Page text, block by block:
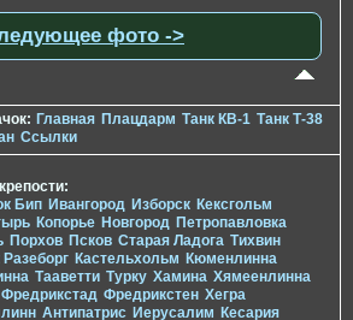
фото ->
Главная Плацдарм Танк КВ-1 Танк Т-38
Ссылки
Бип Ивангород Изборск Кексгольм
Копорье Новгород Петропавловка
Порхов Псков Старая Ладога Тихвин
Кастельхольм Кюменлинна
Тааветти Турку Хамина Хямеенлинна
Фредрикстад Фредрикстен Хегра
Антипатрис Иерусалим Кесария